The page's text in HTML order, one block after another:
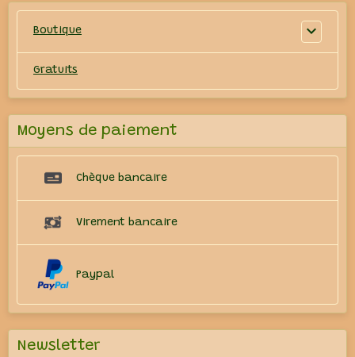
Boutique
Gratuits
Moyens de paiement
Chèque bancaire
Virement bancaire
Paypal
Newsletter